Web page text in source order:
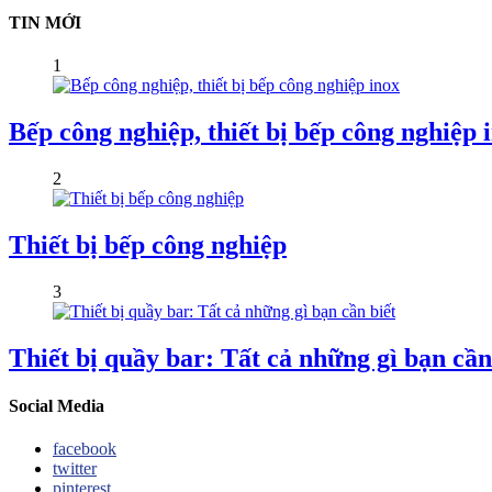
TIN MỚI
1
Bếp công nghiệp, thiết bị bếp công nghiệp
2
Thiết bị bếp công nghiệp
3
Thiết bị quầy bar: Tất cả những gì bạn
Social Media
facebook
twitter